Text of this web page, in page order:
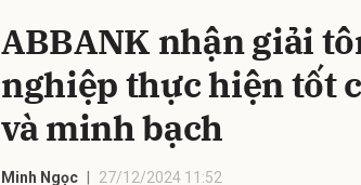
ABBANK nhận giải
nghiệp thực hiện tốt
và minh bạch
Minh Ngọc 27/12/2024 11:52